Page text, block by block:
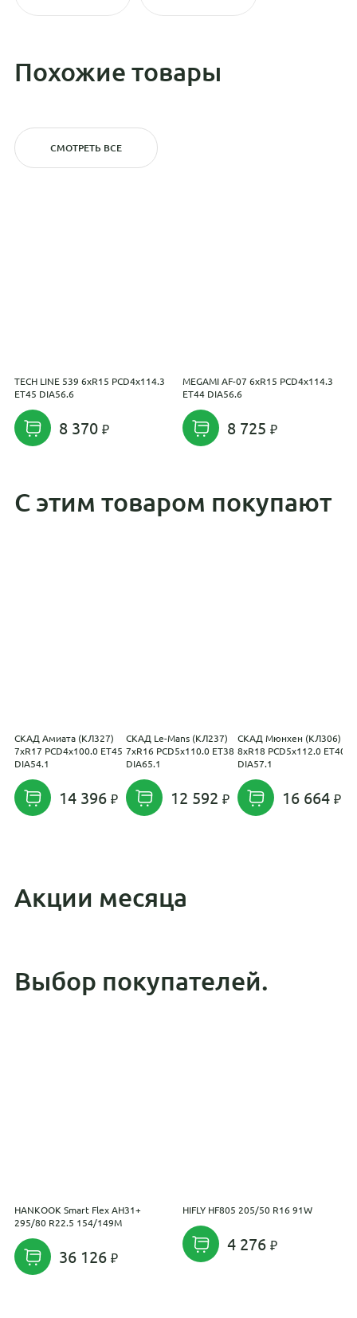
Похожие товары
СМОТРЕТЬ ВСЕ
TECH LINE 539 6xR15 PCD4x114.3
ET45 DIA56.6
8 370
MEGAMI AF-07 6xR15 PCD4x114.3
ET44 DIA56.6
8 725
С этим товаром покупают
СКАД Амиата (КЛ327)
7xR17 PCD4x100.0 ET45
DIA54.1
14 396
СКАД Le-Mans (КЛ237)
7xR16 PCD5x110.0 ET38
DIA65.1
12 592
СКАД Мюнхен (КЛ306)
8xR18 PCD5x112.0 ET40
DIA57.1
16 664
Акции месяца
Выбор покупателей.
HANKOOK Smart Flex AH31+
295/80 R22.5 154/149M
36 126
HIFLY HF805 205/50 R16 91W
4 276